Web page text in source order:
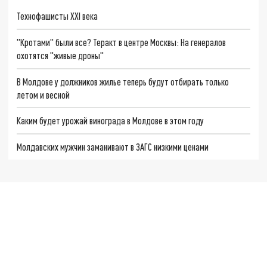
Технофашисты XXI века
"Кротами" были все? Теракт в центре Москвы: На генералов
охотятся "живые дроны"
В Молдове у должников жилье теперь будут отбирать только
летом и весной
Каким будет урожай винограда в Молдове в этом году
Молдавских мужчин заманивают в ЗАГС низкими ценами